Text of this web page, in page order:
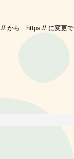
から https:// に変更で